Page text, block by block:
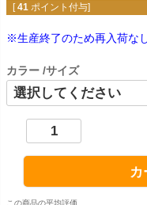
[ 41 ポイント付与]
※生産終了のため再入荷な
カラー サイズ
カ